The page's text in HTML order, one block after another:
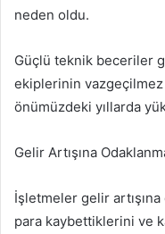
neden oldu.
Güçlü teknik beceriler
ekiplerinin
önümüzdeki yıllarda
Gelir Artışına
İşletmeler gelir
para kaybettiklerini ve